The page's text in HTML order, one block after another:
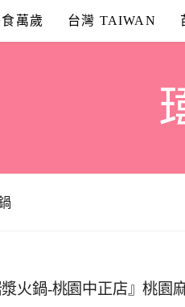
萬歲 台灣 TAIWAN
火鍋-桃園中正店』桃園